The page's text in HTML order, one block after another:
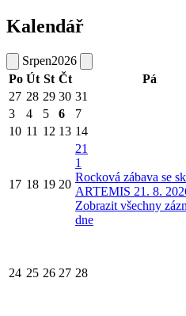
Kalendář
Srpen2026
Po Út St Čt Pá
27 28 29 30 31
3
4 5 6 7
10 11 12 13 14
17 18 19 20
21
1
Rocková zábava se
ARTEMIS 21. 8.
Zobrazit všechny
dne
24 25 26 27 28